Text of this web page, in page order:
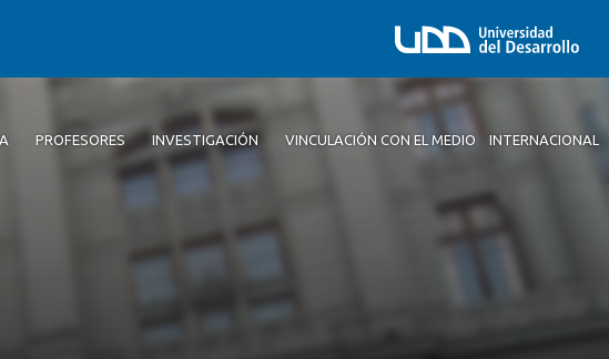
PROFESORES INVESTIGACIÓN VINCULACIÓN CON EL MEDIO INTERNACIONAL